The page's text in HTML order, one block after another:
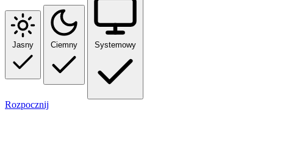
Jasny Ciemny Systemowy
Rozpocznij